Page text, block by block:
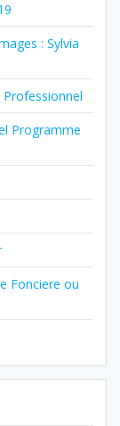
: Sylvia
Programme
Fonciere ou